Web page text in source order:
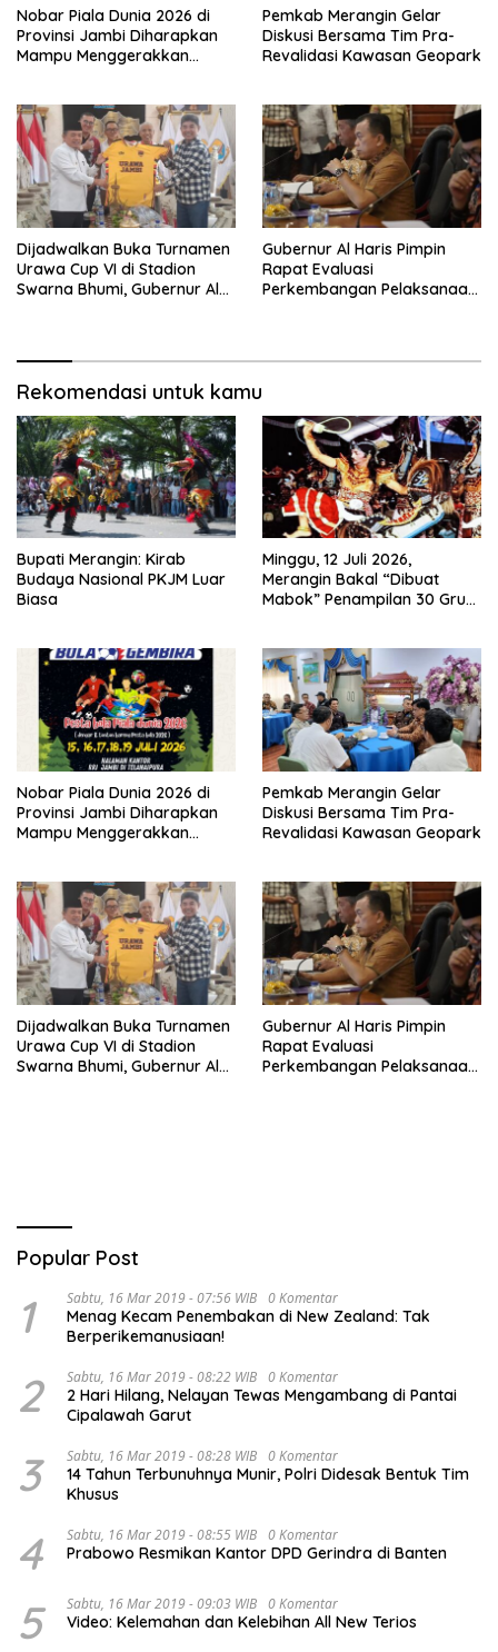
Nobar Piala Dunia 2026 di
Provinsi Jambi Diharapkan
Mampu Menggerakkan
Pemkab Merangin Gelar
Diskusi Bersama Tim Pra-
Revalidasi Kawasan Geopark
Dijadwalkan Buka Turnamen
Urawa Cup VI di Stadion
Swarna Bhumi, Gubernur Al
Gubernur Al Haris Pimpin
Rapat Evaluasi
Perkembangan Pelaksanaan
Rekomendasi untuk kamu
Bupati Merangin: Kirab
Budaya Nasional PKJM Luar
Biasa
Minggu, 12 Juli 2026,
Merangin Bakal “Dibuat
Mabok” Penampilan 30 Grup
Nobar Piala Dunia 2026 di
Provinsi Jambi Diharapkan
Mampu Menggerakkan
Pemkab Merangin Gelar
Diskusi Bersama Tim Pra-
Revalidasi Kawasan Geopark
Dijadwalkan Buka Turnamen
Urawa Cup VI di Stadion
Swarna Bhumi, Gubernur Al
Gubernur Al Haris Pimpin
Rapat Evaluasi
Perkembangan Pelaksanaan
Popular Post
1 Sabtu, 16 Mar 2019 - 07:56 WIB 0 Komentar
Menag Kecam Penembakan di New Zealand: Tak
Berperikemanusiaan!
2 Sabtu, 16 Mar 2019 - 08:22 WIB 0 Komentar
2 Hari Hilang, Nelayan Tewas Mengambang di Pantai
Cipalawah Garut
3 Sabtu, 16 Mar 2019 - 08:28 WIB 0 Komentar
14 Tahun Terbunuhnya Munir, Polri Didesak Bentuk Tim
Khusus
4 Sabtu, 16 Mar 2019 - 08:55 WIB 0 Komentar
Prabowo Resmikan Kantor DPD Gerindra di Banten
5 Sabtu, 16 Mar 2019 - 09:03 WIB 0 Komentar
Video: Kelemahan dan Kelebihan All New Terios